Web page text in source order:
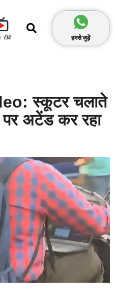
टीवी हमसे जुड़ें
स्कूटर चलाते
अटेंड कर रहा